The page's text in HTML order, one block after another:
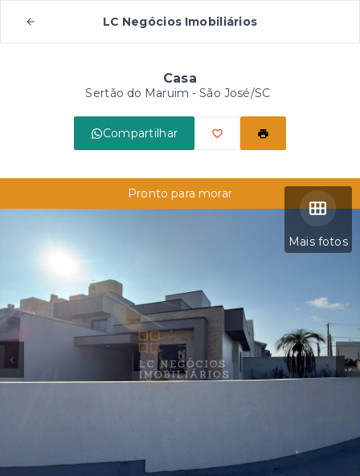
LC Negócios Imobiliários
Casa
Sertão do Maruim - São José/SC
Compartilhar
Mais fotos
Pronto para morar